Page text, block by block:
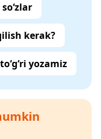
kerak?
yozamiz